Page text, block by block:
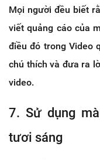
Mọi người đều biết
viết quảng cáo của
điều đó trong Video
chú thích và đưa ra
video.
7. Sử dụng
tươi sáng